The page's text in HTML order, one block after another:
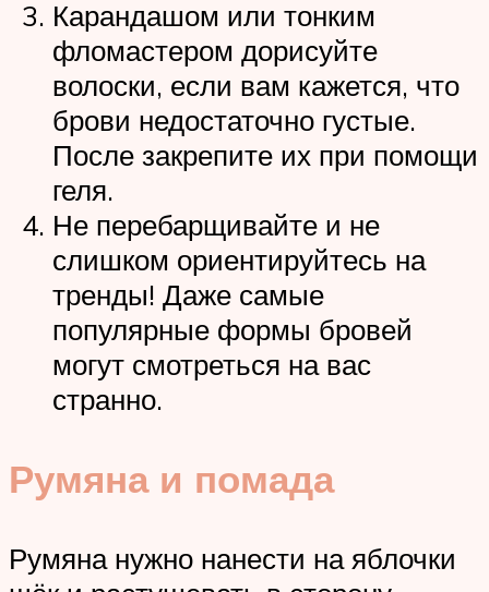
Карандашом или тонким
фломастером дорисуйте
волоски, если вам кажется, что
брови недостаточно густые.
После закрепите их при помощи
геля.
Не перебарщивайте и не
слишком ориентируйтесь на
тренды! Даже самые
популярные формы бровей
могут смотреться на вас
странно.
Румяна и помада
Румяна нужно нанести на яблочки